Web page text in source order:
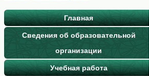
Главная
Сведения об образовательной
организации
Учебная работа